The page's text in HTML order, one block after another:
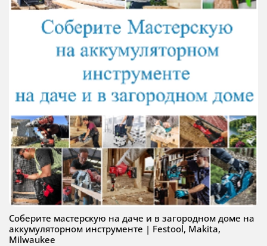
Соберите мастерскую на даче и в загородном доме на
аккумуляторном инструменте | Festool, Makita,
Milwaukee